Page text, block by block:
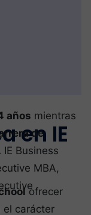
en IE
ofrecer
el carácter
años mientras
de
IE Business
MBA,